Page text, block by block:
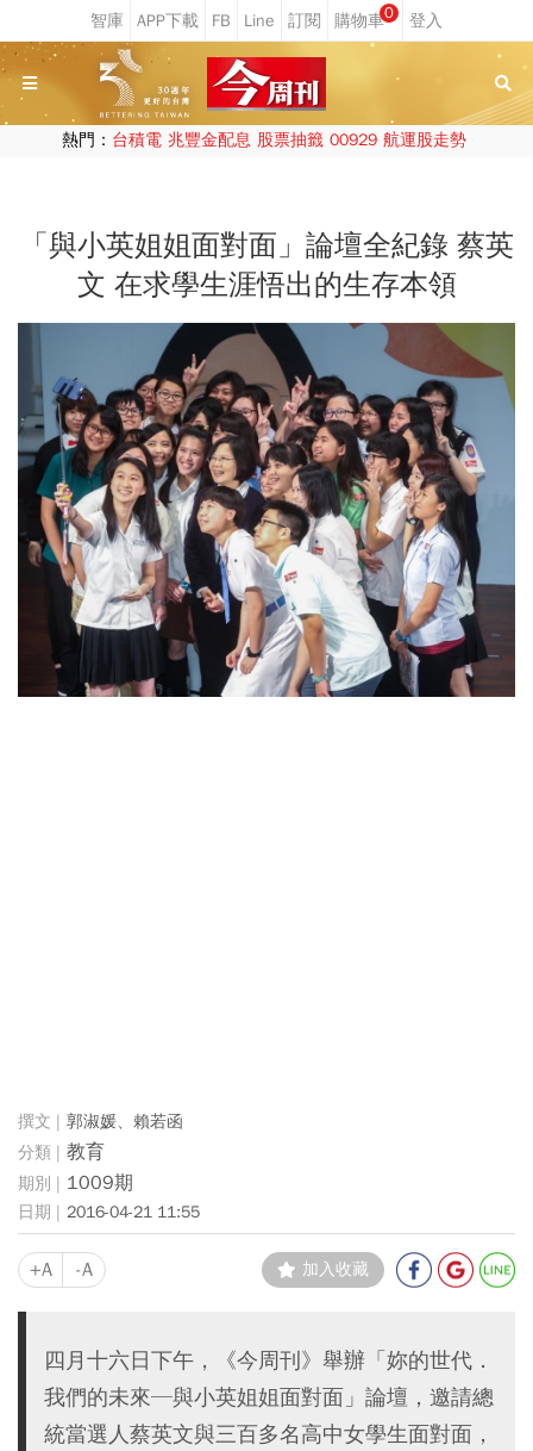
0
熱門： 台積電 兆豐金配息 股票抽籤 00929 航運股走勢
「與小英姐姐面對面」論壇全紀錄 蔡英
文 在求學生涯悟出的生存本領
郭淑媛、賴若函
教育
1009期
2016-04-21 11:55
+A -A 加入收藏
四月十六日下午，《今周刊》舉辦「妳的世代．
我們的未來─與小英姐姐面對面」論壇，邀請總
統當選人蔡英文與三百多名高中女學生面對面，